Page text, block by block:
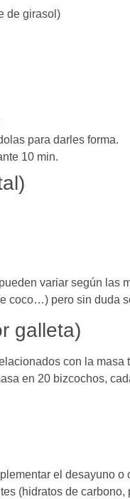
de girasol)
para darles forma.
10 min.
variar según
coco…) pero sin duda
galleta)
con la
en 20 bizcochos,
el desayuno
(hidratos de